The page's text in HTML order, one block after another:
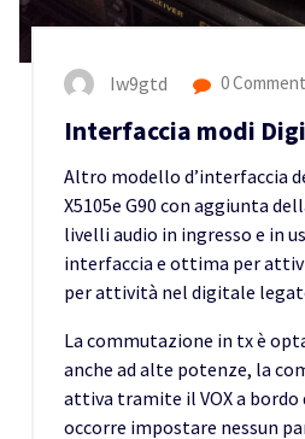
Iw9gtd 0
Interfaccia modi
Altro modello d’interfaccia
X5105e G90 con aggiunta
livelli audio in ingresso e in
interfaccia e ottima per
per attività nel digitale
La commutazione in tx è
anche ad alte potenze, la
attiva tramite il VOX a bordo
occorre impostare nessun